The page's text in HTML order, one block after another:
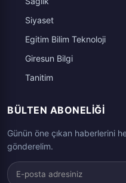
benzersiz enerjileriyle
arasındadır. Her taş,
sürecin ardından
niteliğindedir. Ancak, bu
edilmesi gereken bazı
kalitesine kadar birçok
gerekmektedir. Doğal
bulundurulması gereken
anlattı.